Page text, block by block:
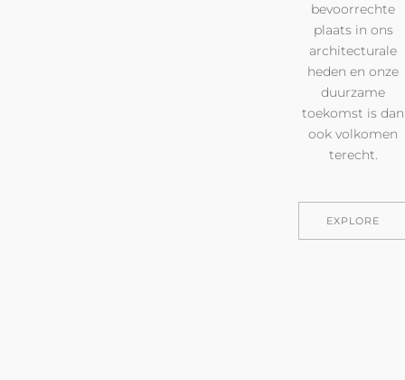
bevoorrechte
plaats in ons
architecturale
heden en onze
duurzame
toekomst is dan
ook volkomen
terecht.
EXPLORE